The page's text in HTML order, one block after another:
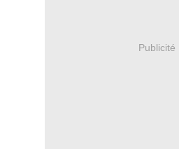
Publicité